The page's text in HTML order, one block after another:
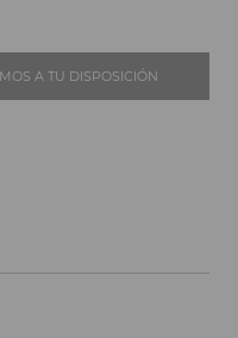
A TU DISPOSICIÓN